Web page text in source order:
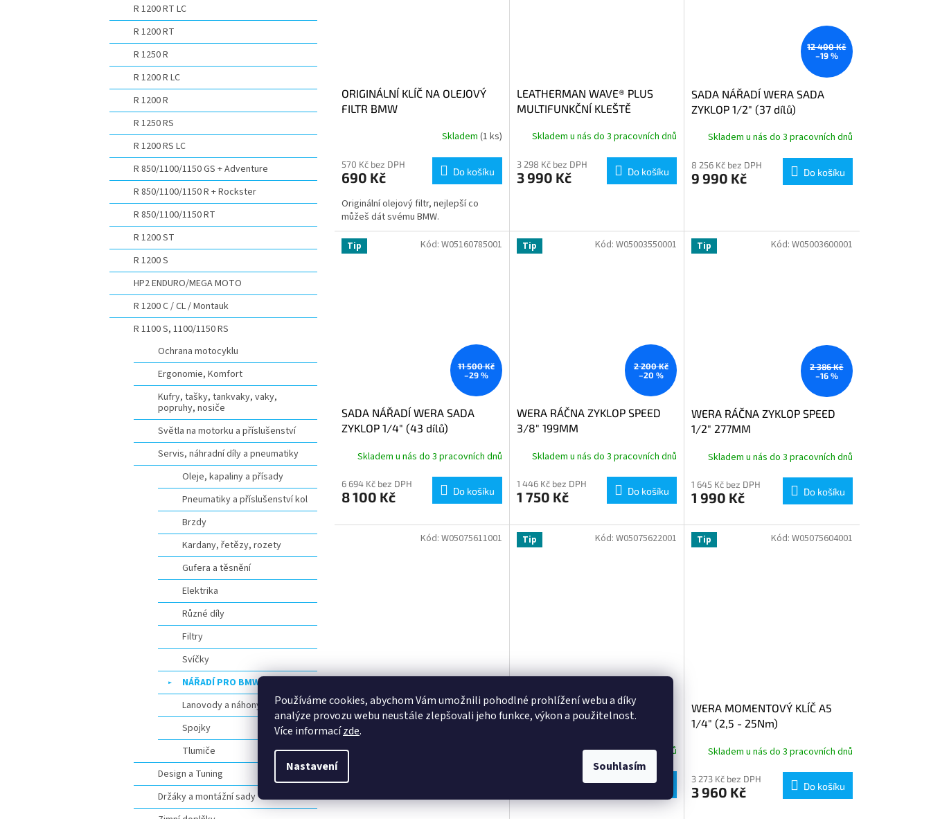
Používáme cookies, abychom Vám umožnili pohodlné prohlížení webu a díky
analýze provozu webu neustále zlepšovali jeho funkce, výkon a použitelnost.
Více informacízde.
Nastavení Souhlasím
R 1200 RT LC
R 1200 RT
R 1250 R
R 1200 R LC
R 1200 R
R 1250 RS
R 1200 RS LC
R 850/1100/1150 GS + Adventure
R 850/1100/1150 R + Rockster
R 850/1100/1150 RT
R 1200 ST
R 1200 S
HP2 ENDURO/MEGA MOTO
R 1200 C / CL / Montauk
R 1100 S, 1100/1150 RS
Ochrana motocyklu
Ergonomie, Komfort
Kufry, tašky, tankvaky, vaky,
popruhy, nosiče
Světla na motorku a příslušenství
Servis, náhradní díly a pneumatiky
Oleje, kapaliny a přísady
Pneumatiky a příslušenství kol
Brzdy
Kardany, řetězy, rozety
Gufera a těsnění
Elektrika
Různé díly
Filtry
Svíčky
NÁŘADÍ PRO BMW
Lanovody a náhony
Spojky
Tlumiče
Design a Tuning
Držáky a montážní sady
ORIGINÁLNÍ KLÍČ NA OLEJOVÝ
FILTR BMW
Skladem (1 ks)
570 Kč bez DPH
690 Kč Do košíku
Originální olejový filtr, nejlepší co
můžeš dát svému BMW.
LEATHERMAN WAVE® PLUS
MULTIFUNKČNÍ KLEŠTĚ
Skladem u nás do 3 pracovních dnů
3 298 Kč bez DPH
3 990 Kč Do košíku
12 400 Kč
–19 %
SADA NÁŘADÍ WERA SADA
ZYKLOP 1/2" (37 dílů)
Skladem u nás do 3 pracovních dnů
8 256 Kč bez DPH
9 990 Kč Do košíku
Tip
11 500 Kč
–29 %
SADA NÁŘADÍ WERA SADA
ZYKLOP 1/4" (43 dílů)
Skladem u nás do 3 pracovních dnů
6 694 Kč bez DPH
8 100 Kč Do košíku
Kód: W05160785001 Tip
2 200 Kč
–20 %
WERA RÁČNA ZYKLOP SPEED
3/8" 199MM
Skladem u nás do 3 pracovních dnů
1 446 Kč bez DPH
1 750 Kč Do košíku
Kód:W05003550001 Tip
2 386 Kč
–16 %
WERA RÁČNA ZYKLOP SPEED
1/2" 277MM
Skladem u nás do 3 pracovních dnů
1 645 Kč bez DPH
1 990 Kč Do košíku
Kód: W05003600001
WERA MOMENTOVÝ KLÍČ B2
3/8" (20 - 100Nm)
3 802 Kč bez DPH
Kód: W05075611001 Tip
WERA MOMENTOVÝ KLÍČ C3
1/2" (40 - 200Nm)
Skladem u nás do 3 pracovních dnů
Do košíku
Kód:W05075622001 Tip
WERA MOMENTOVÝ KLÍČ A5
1/4" (2,5 - 25Nm)
Skladem u nás do 3 pracovních dnů
3 273 Kč bez DPH
3 960 Kč Do košíku
Kód: W05075604001